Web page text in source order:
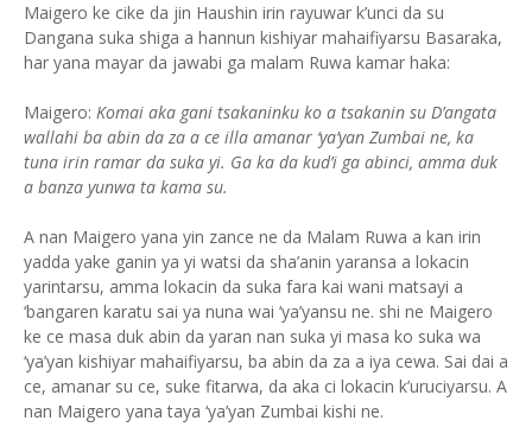
Maigero ke cike da jin Haushin irin rayuwar k’unci da su
Dangana suka shiga a hannun kishiyar mahaifiyarsu Basaraka,
har yana mayar da jawabi ga malam Ruwa kamar haka:
Maigero: Komai aka gani tsakaninku ko a tsakanin su D’angata
wallahi ba abin da za a ce illa amanar ‘ya’yan Zumbai ne, ka
tuna irin ramar da suka yi. Ga ka da kud’i ga abinci, amma duk
a banza yunwa ta kama su.
A nan Maigero yana yin zance ne da Malam Ruwa a kan irin
yadda yake ganin ya yi watsi da sha’anin yaransa a lokacin
yarintarsu, amma lokacin da suka fara kai wani matsayi a
‘bangaren karatu sai ya nuna wai ‘ya’yansu ne. shi ne Maigero
ke ce masa duk abin da yaran nan suka yi masa ko suka wa
‘ya’yan kishiyar mahaifiyarsu, ba abin da za a iya cewa. Sai dai a
ce, amanar su ce, suke fitarwa, da aka ci lokacin k’uruciyarsu. A
nan Maigero yana taya ‘ya’yan Zumbai kishi ne.